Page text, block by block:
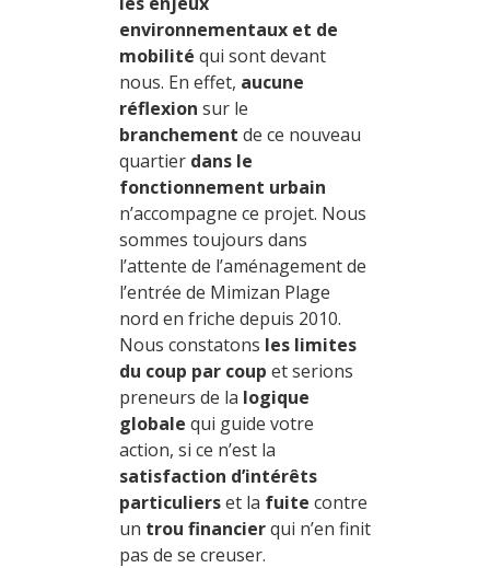
environnementaux et de
mobilité qui sont devant
nous. En effet, aucune
réflexion sur le
branchement de ce nouveau
quartier dans le
fonctionnement urbain
n’accompagne ce projet. Nous
sommes toujours dans
l’attente de l’aménagement de
l’entrée de Mimizan Plage
nord en friche depuis 2010.
Nous constatons les limites
du coup par coup et serions
preneurs de la logique
globale qui guide votre
action, si ce n’est la
satisfaction d’intérêts
particulierset la fuite contre
un trou financierqui n’en finit
pas de se creuser.